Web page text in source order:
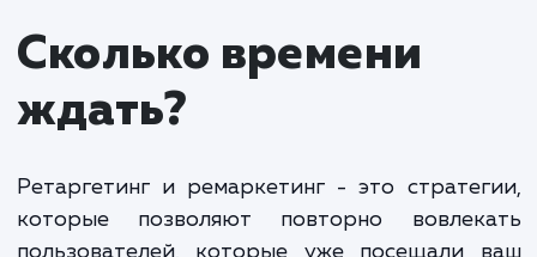
от 15 000 руб.
Ретаргетинг и ремаркетинг в контекстной
- это мощные инструменты для возвращения
Ретаргетинг позволяет показывать рекламу
пользователям, которые уже посещали ваш сайт,
не совершили нужное действие. Ремаркетинг